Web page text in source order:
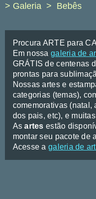
> Galeria Bebês
Procura ARTE para
Em nossa galeria de
GRÁTIS de centenas
prontas para
Nossas artes e
categorias (temas),
comemorativas (natal,
dos pais, etc), e
Asartes estão
montar seu pacote de
Acesse a galeria de